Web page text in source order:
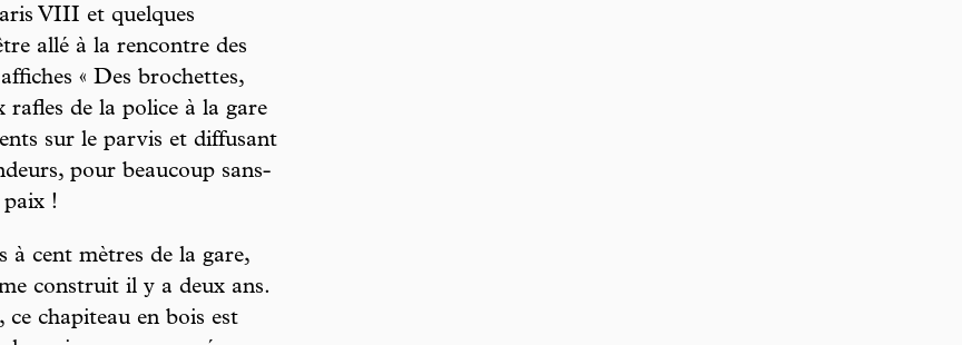
VIII et quelques
allé à la rencontre des
« Des brochettes,
rafles de la police à la gare
sur le parvis et diffusant
pour beaucoup sans-
paix !
à cent mètres de la gare,
construit il y a deux ans.
chapiteau en bois est